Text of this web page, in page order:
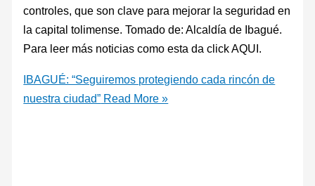
controles, que son clave para mejorar la seguridad en
la capital tolimense. Tomado de: Alcaldía de Ibagué.
Para leer más noticias como esta da click AQUI.
IBAGUÉ: “Seguiremos protegiendo cada rincón de
nuestra ciudad” Read More »